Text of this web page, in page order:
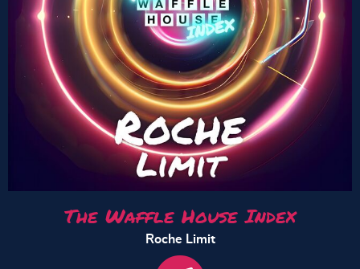
The Waffle House Index
Roche Limit